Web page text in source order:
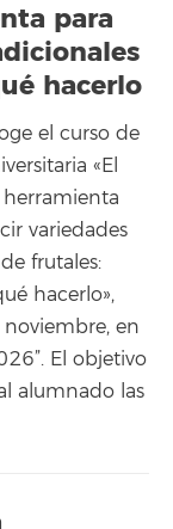
para
hacerlo
el curso de
«El
variedades
frutales:
hacerlo»,
en
El objetivo
alumnado las